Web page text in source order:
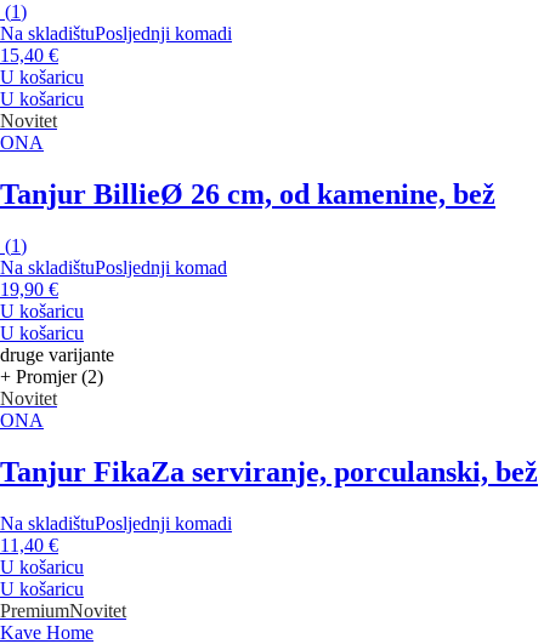
(1)
Na skladištuPosljednji komadi
15,40 €
U košaricu
U košaricu
Novitet
ONA
Tanjur BillieØ 26 cm, od kamenine, bež
(1)
Na skladištuPosljednji komad
19,90 €
U košaricu
U košaricu
druge varijante
+ Promjer (2)
Novitet
ONA
Tanjur FikaZa serviranje, porculanski, bež
Na skladištuPosljednji komadi
11,40 €
U košaricu
U košaricu
PremiumNovitet
Kave Home